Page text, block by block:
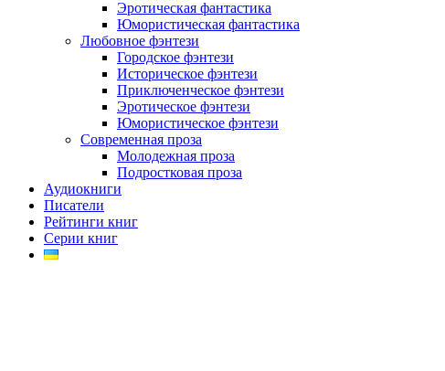
Эротическая фантастика
Юмористическая фантастика
Любовное фэнтези
Городское фэнтези
Историческое фэнтези
Приключенческое фэнтези
Эротическое фэнтези
Юмористическое фэнтези
Современная проза
Молодежная проза
Подростковая проза
Аудиокниги
Писатели
Рейтинги книг
Серии книг